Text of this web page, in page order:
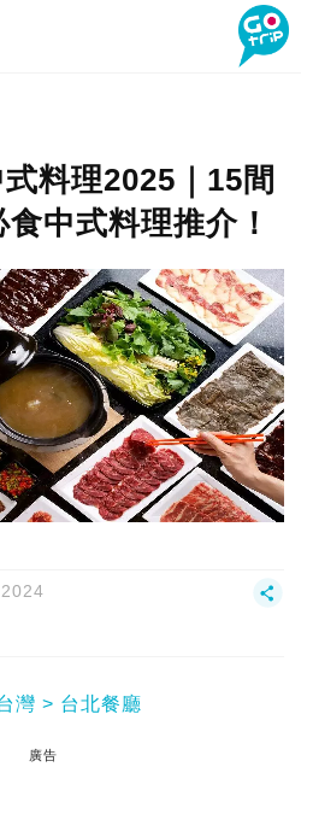
料理2025｜15間
中式料理推介！
灣 台北餐廳
廣告